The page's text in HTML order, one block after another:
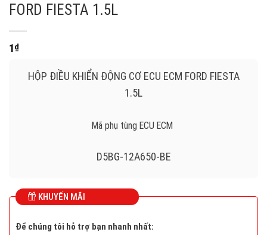
FORD FIESTA 1.5L
1₫
HỘP ĐIỀU KHIỂN ĐỘNG CƠ ECU ECM FORD FIESTA
1.5L
Mã phụ tùng ECU ECM
D5BG-12A650-BE
ECU
KHUYẾN MÃI
Để chúng tôi hỗ trợ bạn nhanh nhất: